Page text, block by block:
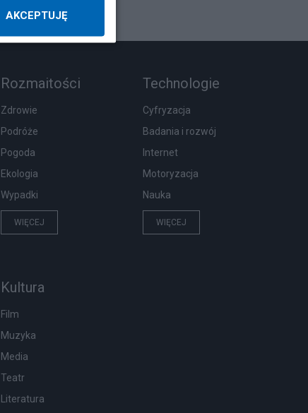
Rozmaitości
Zdrowie
Podróże
Pogoda
Ekologia
Wypadki
WIĘCEJ
Technologie
Cyfryzacja
Badania i rozwój
Internet
Motoryzacja
Nauka
WIĘCEJ
Kultura
Film
Muzyka
Media
Teatr
Literatura
AKCEPTUJĘ